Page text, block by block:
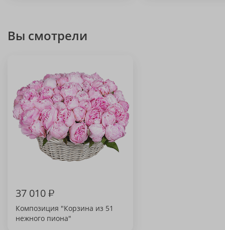
Вы смотрели
37 010₽
Композиция "Корзина из 51
нежного пиона"